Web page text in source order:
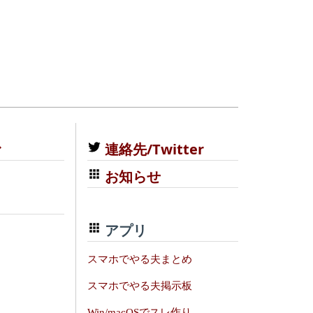
連絡先/Twitter
お知らせ
アプリ
スマホでやる夫まとめ
スマホでやる夫掲示板